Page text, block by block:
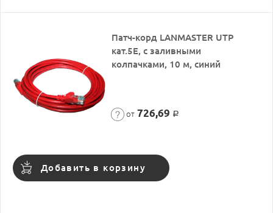
Патч-корд LANMASTER UTP
кат.5Е, с заливными
колпачками, 10 м, синий
от 726,69 Р
Добавить в корзину